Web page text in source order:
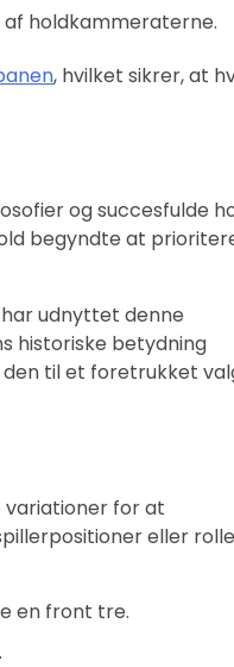
holdkammeraterne.
, hvilket sikrer, at
og succesfulde
begyndte at
udnyttet denne
historiske betydning
til et foretrukket
for at
eller
en front tre.